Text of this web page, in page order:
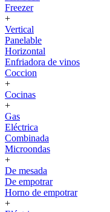
Freezer
+
Vertical
Panelable
Horizontal
Enfriadora de vinos
Coccion
+
Cocinas
+
Gas
Eléctrica
Combinada
Microondas
+
De mesada
De empotrar
Horno de empotrar
+